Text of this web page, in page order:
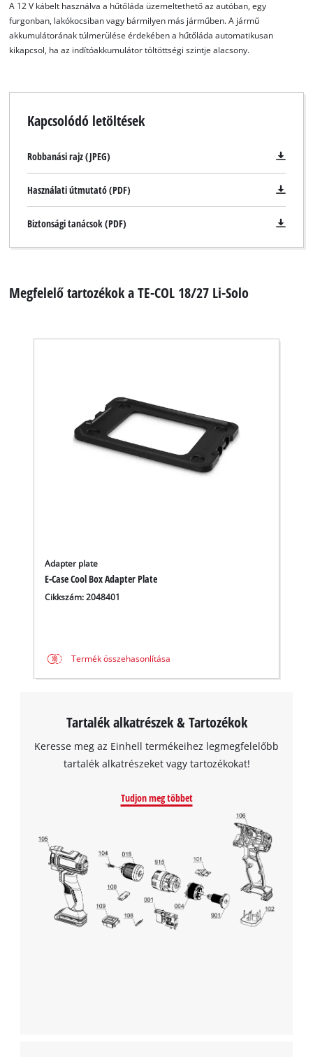
szükségünk van az Ön jóváhagyására!
This content is not permitted to load due
to trackers that are not disclosed to the
the site with their CMP to add this content
A 12 V kábelt használva a hűtőláda üzemeltethető az autóban, egy
furgonban, lakókocsiban vagy bármilyen más járműben. A jármű
akkumulátorának túlmerülése érdekében a hűtőláda automatikusan
kikapcsol, ha az indítóakkumulátor töltöttségi szintje alacsony.
Kapcsolódó letöltések
Robbanási rajz (JPEG)
Használati útmutató (PDF)
Biztonsági tanácsok (PDF)
Megfelelő tartozékok a TE-COL 18/27 Li-Solo
Adapter plate
E-Case Cool Box Adapter Plate
Cikkszám: 2048401
Termék összehasonlítása
Tartalék alkatrészek & Tartozékok
Keresse meg az Einhell termékeihez legmegfelelőbb
tartalék alkatrészeket vagy tartozékokat!
Tudjon meg többet